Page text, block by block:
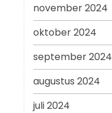
november 2024
oktober 2024
september 2024
augustus 2024
juli 2024